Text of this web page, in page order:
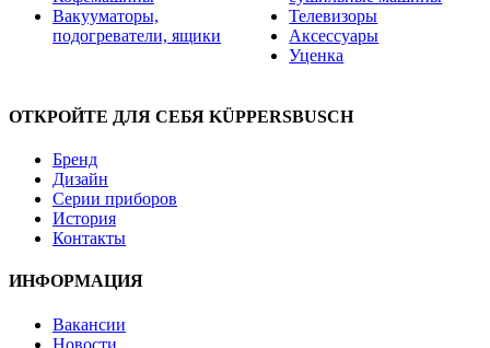
Вакууматоры,
подогреватели, ящики
Телевизоры
Аксессуары
Уценка
ОТКРОЙТЕ ДЛЯ СЕБЯ KÜPPERSBUSCH
Бренд
Дизайн
Серии приборов
История
Контакты
ИНФОРМАЦИЯ
Вакансии
Новости